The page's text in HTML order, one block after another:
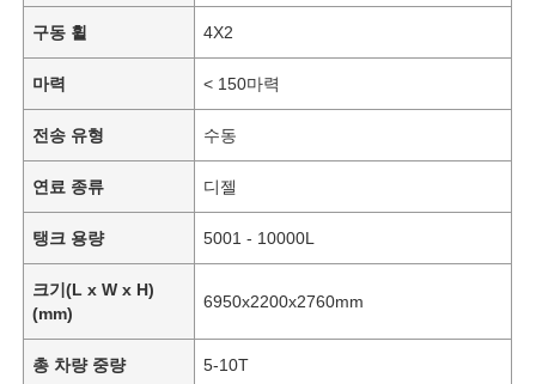
구동 휠 4X2
마력 < 150마력
전송 유형 수동
연료 종류 디젤
탱크 용량 5001 - 10000L
크기(L x W x H)
(mm)
6950x2200x2760mm
총 차량 중량 5-10T